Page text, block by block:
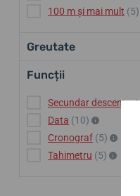
100 m și mai mult (5)
Greutate
Funcții
Secundar descentrat
Data (10)
Cronograf (5)
Tahimetru (5)